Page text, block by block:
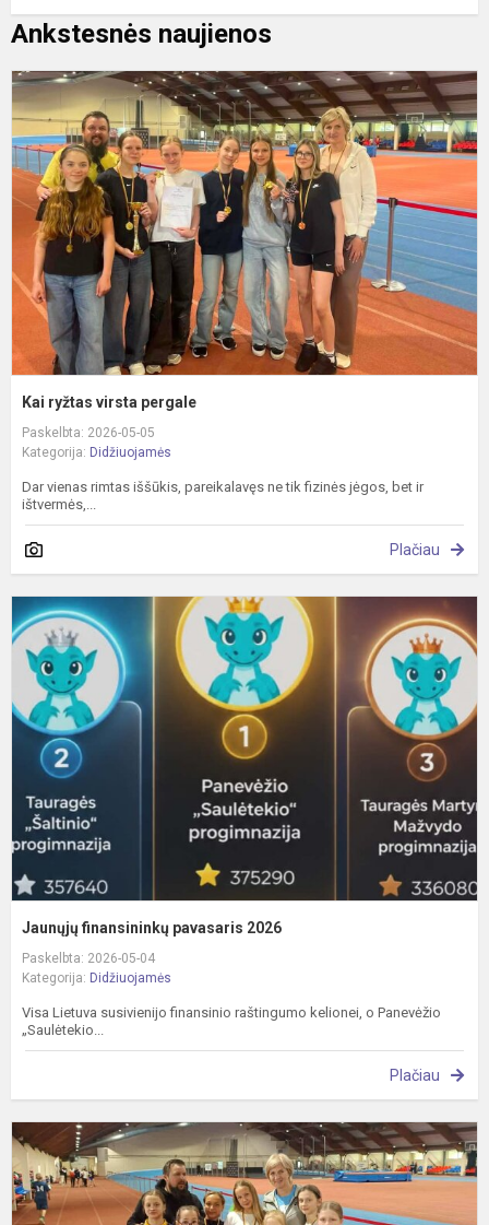
Ankstesnės naujienos
Kai ryžtas virsta pergale
Paskelbta: 2026-05-05
Kategorija: Didžiuojamės
Dar vienas rimtas iššūkis, pareikalavęs ne tik fizinės jėgos, bet ir
ištvermės,...
Plačiau
Jaunųjų finansininkų pavasaris 2026
Paskelbta: 2026-05-04
Kategorija: Didžiuojamės
Visa Lietuva susivienijo finansinio raštingumo kelionei, o Panevėžio
„Saulėtekio...
Plačiau